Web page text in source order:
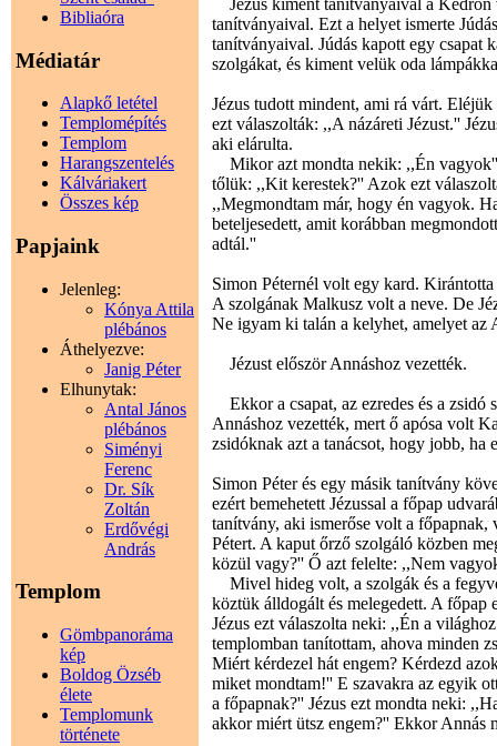
Bibliaóra
Médiatár
Alapkő letétel
Templomépítés
Templom
Harangszentelés
Kálváriakert
Összes kép
Papjaink
Jelenleg:
Kónya Attila
plébános
Áthelyezve:
Janig Péter
Elhunytak:
Antal János
plébános
Siményi
Ferenc
Dr. Sík
Zoltán
Erdővégi
András
Templom
Gömbpanoráma
kép
Boldog Özséb
élete
Templomunk
története
Jézus kiment tanítványaival a Kedron
tanítványaival. Ezt a helyet ismerte
tanítványaival. Júdás kapott egy csapat
szolgákat, és kiment velük oda
Jézus tudott mindent, ami rá várt.
ezt válaszolták: ,,A názáreti Jézust.''
aki elárulta.
Mikor azt mondta nekik: ,,Én
tőlük: ,,Kit kerestek?'' Azok ezt
,,Megmondtam már, hogy én vagyok.
beteljesedett, amit korábban
adtál.''
Simon Péternél volt egy kard.
A szolgának Malkusz volt a neve. De
Ne igyam ki talán a kelyhet, amelyet az
Jézust először Annáshoz vezették.
Ekkor a csapat, az ezredes és a zsidó
Annáshoz vezették, mert ő apósa volt
zsidóknak azt a tanácsot, hogy jobb, ha
Simon Péter és egy másik tanítvány
ezért bemehetett Jézussal a főpap
tanítvány, aki ismerőse volt a
Pétert. A kaput őrző szolgáló közben
közül vagy?'' Ő azt felelte: ,,Nem
Mivel hideg volt, a szolgák és a
köztük álldogált és melegedett. A főpap
Jézus ezt válaszolta neki: ,,Én a
templomban tanítottam, ahova minden
Miért kérdezel hát engem? Kérdezd
miket mondtam!'' E szavakra az egyik
a főpapnak?'' Jézus ezt mondta neki:
akkor miért ütsz engem?'' Ekkor Annás